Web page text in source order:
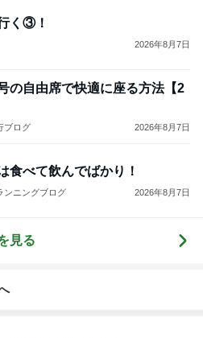
く③！
2026年8月7日
の自由席で快適に座る方法【2
ブログ 2026年8月7日
食べて飲んでばかり！
ンニングブログ 2026年8月7日
見る